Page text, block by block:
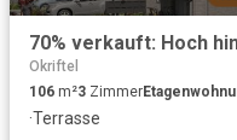
Okriftel
106 m²3 Zimmer
·Terrasse